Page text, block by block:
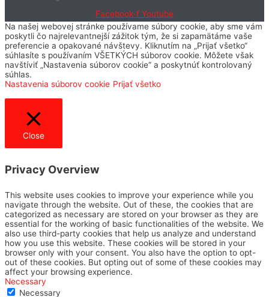
Facebook-f Youtube
Na našej webovej stránke používame súbory cookie, aby sme vám
poskytli čo najrelevantnejší zážitok tým, že si zapamätáme vaše
preferencie a opakované návštevy. Kliknutím na „Prijať všetko“
súhlasíte s používaním VŠETKÝCH súborov cookie. Môžete však
navštíviť „Nastavenia súborov cookie“ a poskytnúť kontrolovaný
súhlas.
Nastavenia súborov cookie Prijať všetko
Close
Privacy Overview
This website uses cookies to improve your experience while you
navigate through the website. Out of these, the cookies that are
categorized as necessary are stored on your browser as they are
essential for the working of basic functionalities of the website. We
also use third-party cookies that help us analyze and understand
how you use this website. These cookies will be stored in your
browser only with your consent. You also have the option to opt-
out of these cookies. But opting out of some of these cookies may
affect your browsing experience.
Necessary
Necessary